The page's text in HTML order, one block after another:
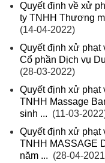
Quyết định về xử
ty TNHH Thương
(14-04-2022)
Quyết định xử phạt
Cổ phần Dịch vụ
(28-03-2022)
Quyết định xử phạt
TNHH Massage
sinh ... (11-03-
Quyết định xử phạt
TNHH MASSAGE
năm ... (28-04-